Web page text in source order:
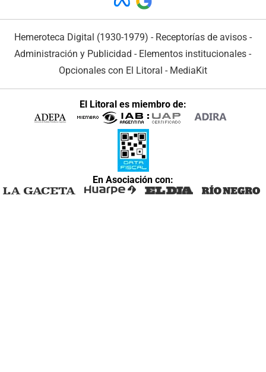
Hemeroteca Digital (1930-1979) - Receptorías de avisos -
Administración y Publicidad - Elementos institucionales -
Opcionales con El Litoral - MediaKit
El Litoral es miembro de:
En Asociación con: